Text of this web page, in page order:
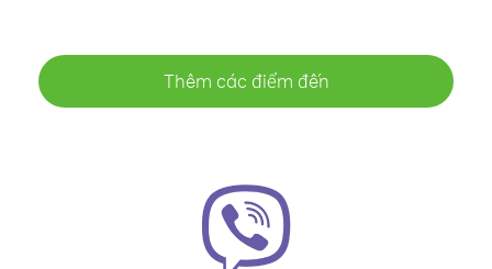
Thêm các điểm đến